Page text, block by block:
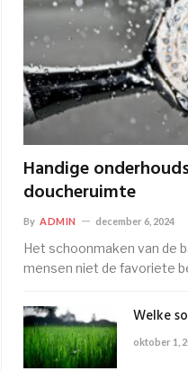
Handige
doucheruimte
By ADMIN december 6, 2024
Het schoonmaken van de
mensen niet de favoriete
Welke
oktober 1,